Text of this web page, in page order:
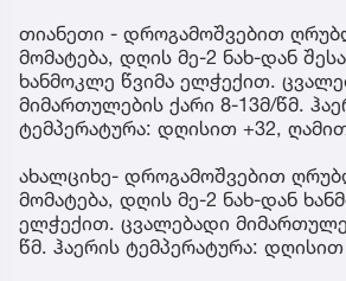
თიანეთი - დროგამოშვებით
მომატება, დღის მე-2 ნახ-დან
ხანმოკლე წვიმა ელჭექით.
მიმართულების ქარი 8-13მ/წმ.
ტემპერატურა: დღისით +32,
ახალციხე- დროგამოშვებით
მომატება, დღის მე-2 ნახ-დან
ელჭექით. ცვალებადი
წმ. ჰაერის ტემპერატურა: